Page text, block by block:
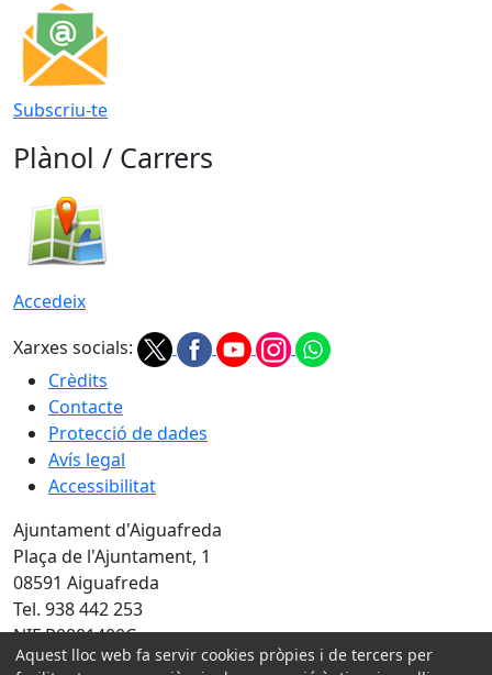
Subscriu-te
Plànol / Carrers
Accedeix
Xarxes socials:
Crèdits
Contacte
Protecció de dades
Avís legal
Accessibilitat
Ajuntament d'Aiguafreda
Plaça de l'Ajuntament, 1
08591 Aiguafreda
Tel. 938 442 253
NIF P0801400C
Aquest lloc web fa servir cookies pròpies i de tercers per